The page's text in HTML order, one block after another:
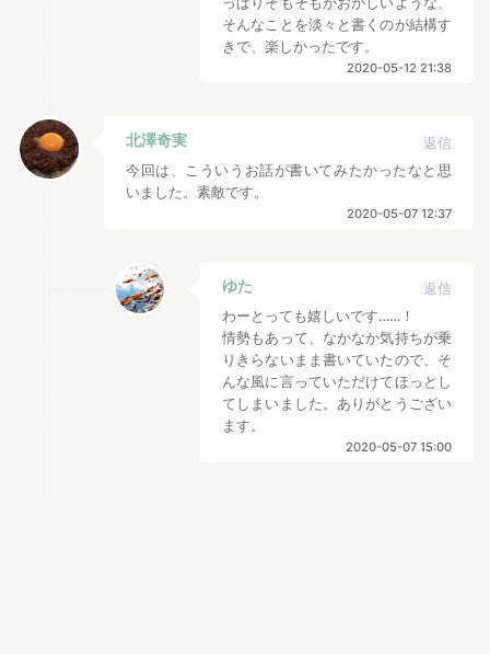
そんなことを淡々と書くのが結構す
きで、楽しかったです。
2020-05-12 21:38
北澤奇実
返信
今回は、こういうお話が書いてみたかったなと思
いました。素敵です。
2020-05-07 12:37
ゆた
返信
わーとっても嬉しいです……！
情勢もあって、なかなか気持ちが乗
りきらないまま書いていたので、そ
んな風に言っていただけてほっとし
てしまいました。ありがとうござい
ます。
2020-05-07 15:00